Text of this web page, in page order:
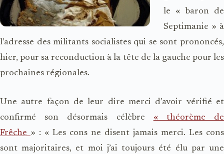
le « baron de
Septimanie » à
l’adresse des militants socialistes qui se sont prononcés,
hier, pour sa reconduction à la tête de la gauche pour les
prochaines régionales.
Une autre façon de leur dire merci d’avoir vérifié et
confirmé son désormais célèbre « théorème de
Frêche » : « Les cons ne disent jamais merci. Les cons
sont majoritaires, et moi j’ai toujours été élu par une